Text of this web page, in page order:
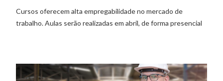
Cursos oferecem alta empregabilidade no mercado de
trabalho. Aulas serão realizadas em abril, de forma presencial